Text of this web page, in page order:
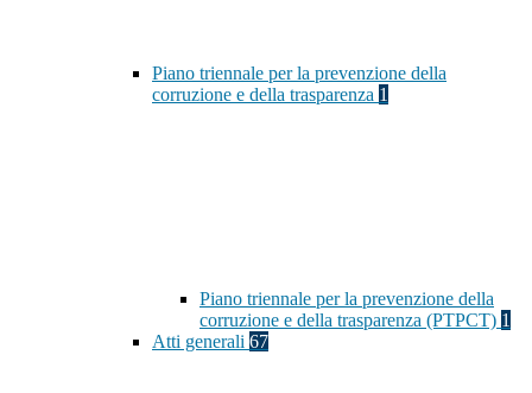
Piano triennale per la prevenzione della
corruzione e della trasparenza 1
Piano triennale per la prevenzione della
corruzione e della trasparenza (PTPCT) 1
Atti generali 67